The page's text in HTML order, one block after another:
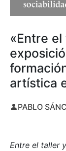
«Entre
artística
PABLO
Entre el taller